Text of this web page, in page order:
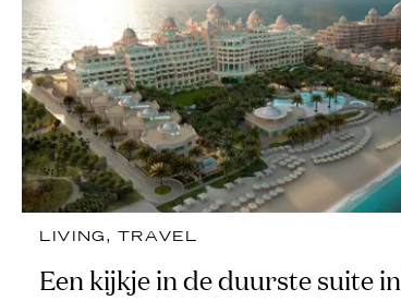
LIVING , TRAVEL
Een kijkje in de duurste suite